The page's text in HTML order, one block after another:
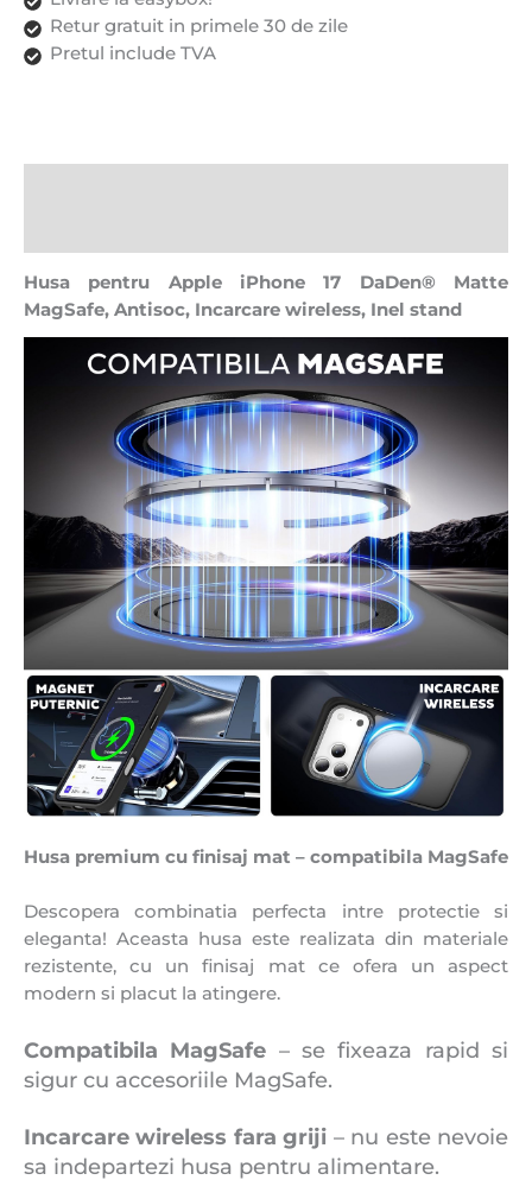
Retur gratuit in primele 30 de zile
Pretul include TVA
Husa pentru Apple iPhone 17 DaDen® Matte
MagSafe, Antisoc, Incarcare wireless, Inel stand
Husa premium cu finisaj mat – compatibila MagSafe
Descopera combinatia perfecta intre protectie si
eleganta! Aceasta husa este realizata din materiale
rezistente, cu un finisaj mat ce ofera un aspect
modern si placut la atingere.
Compatibila MagSafe – se fixeaza rapid si
sigur cu accesoriile MagSafe.
Incarcare wireless fara griji – nu este nevoie
sa indepartezi husa pentru alimentare.